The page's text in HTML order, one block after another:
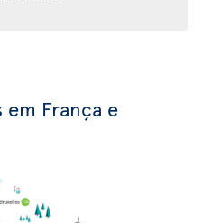
em França e